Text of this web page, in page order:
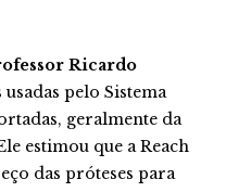
Ricardo
usadas pelo Sistema
geralmente da
estimou que a Reach
das próteses para